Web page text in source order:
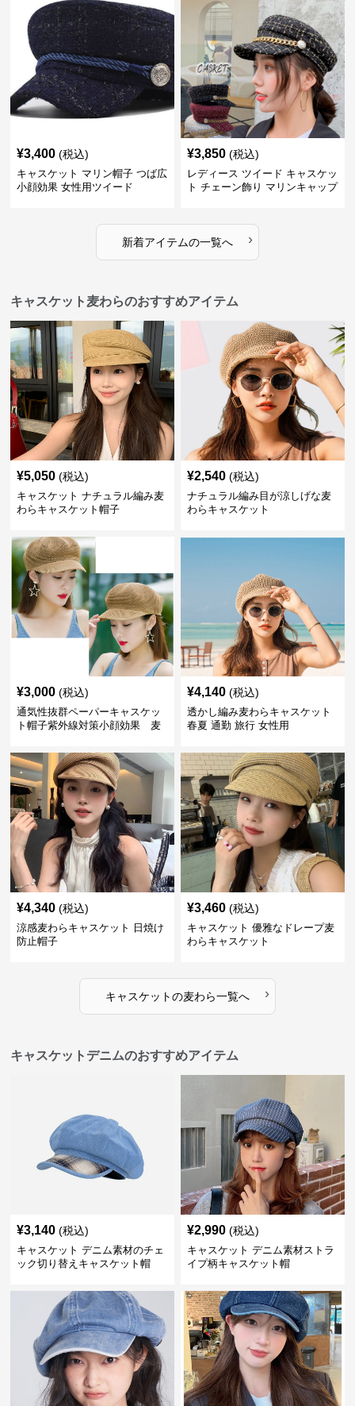
¥3,400 (税込)
キャスケット マリン帽子 つば広
小顔効果 女性用ツイード
¥3,850 (税込)
レディース ツイード キャスケッ
ト チェーン飾り マリンキャップ
新着アイテムの一覧へ ›
キャスケット麦わらのおすすめアイテム
¥5,050 (税込)
キャスケット ナチュラル編み麦
わらキャスケット帽子
¥2,540 (税込)
ナチュラル編み目が涼しげな麦
わらキャスケット
¥3,000 (税込)
通気性抜群ペーパーキャスケッ
ト帽子紫外線対策小顔効果 麦
¥4,140 (税込)
透かし編み麦わらキャスケット
春夏 通勤 旅行 女性用
¥4,340 (税込)
涼感麦わらキャスケット 日焼け
防止帽子
¥3,460 (税込)
キャスケット 優雅なドレープ麦
わらキャスケット
キャスケットの麦わら一覧へ ›
キャスケットデニムのおすすめアイテム
¥3,140 (税込)
キャスケット デニム素材のチェ
ック切り替えキャスケット帽
¥2,990 (税込)
キャスケット デニム素材ストラ
イプ柄キャスケット帽